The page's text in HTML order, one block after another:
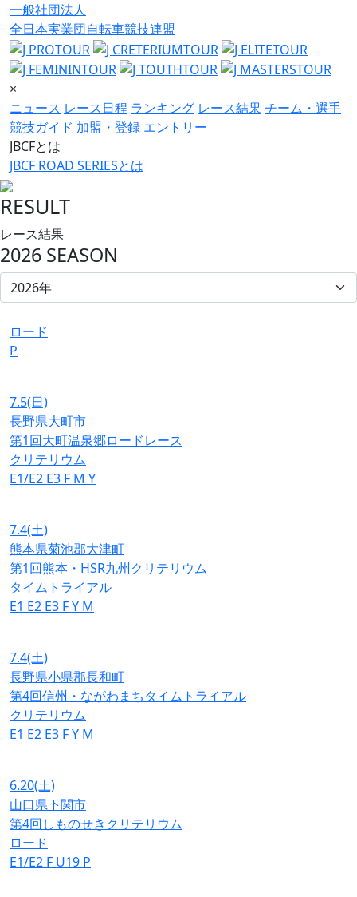
一般社団法人
全日本実業団自転車競技連盟
×
ニュース レース日程 ランキング レース結果チーム・選手
競技ガイド 加盟・登録 エントリー
JBCFとは
JBCF ROAD SERIESとは
RESULT
レース結果
2026 SEASON
ロード
P
7.5(日)
長野県大町市
第1回大町温泉郷ロードレース
クリテリウム
E1/E2 E3 F M Y
7.4(土)
熊本県菊池郡大津町
第1回熊本・HSR九州クリテリウム
タイムトライアル
E1 E2 E3 FY M
7.4(土)
長野県小県郡長和町
第4回信州・ながわまちタイムトライアル
クリテリウム
E1 E2 E3 FY M
6.20(土)
山口県下関市
第4回しものせきクリテリウム
ロード
E1/E2 F U19 P